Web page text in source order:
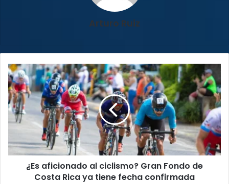
Arturo Ruiz
¿Es
aficionado
al
ciclismo?
Gran
Fondo
Costa
Rica
¿Es aficionado al ciclismo? Gran Fondo de
Costa Rica ya tiene fecha confirmada